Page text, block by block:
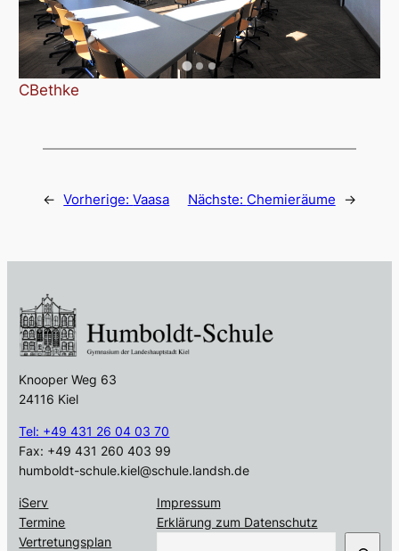
CBethke
← Vorherige:Vaasa Nächste: Chemieräume →
Knooper Weg 63
24116 Kiel
Tel: +49 431 26 04 03 70
Fax: +49 431 260 403 99
humboldt-schule.kiel@schule.landsh.de
iServ
Termine
Vertretungsplan
Impressum
Erklärung zum Datenschutz